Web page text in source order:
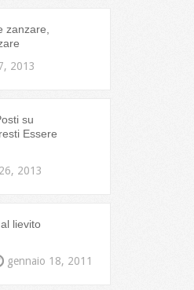
zanzare,
2013
su
Essere
2013
lievito
gennaio 18, 2011